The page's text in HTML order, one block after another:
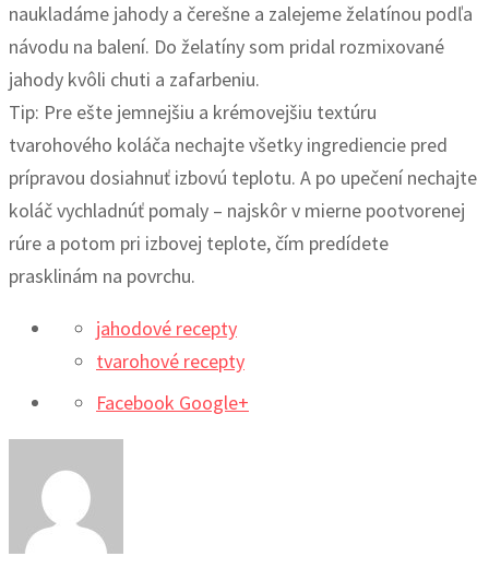
naukladáme jahody a čerešne a zalejeme želatínou podľa
návodu na balení. Do želatíny som pridal rozmixované
jahody kvôli chuti a zafarbeniu.
Tip: Pre ešte jemnejšiu a krémovejšiu textúru
tvarohového koláča nechajte všetky ingrediencie pred
prípravou dosiahnuť izbovú teplotu. A po upečení nechajte
koláč vychladnúť pomaly – najskôr v mierne pootvorenej
rúre a potom pri izbovej teplote, čím predídete
prasklinám na povrchu.
jahodové recepty
tvarohové recepty
Facebook Google+